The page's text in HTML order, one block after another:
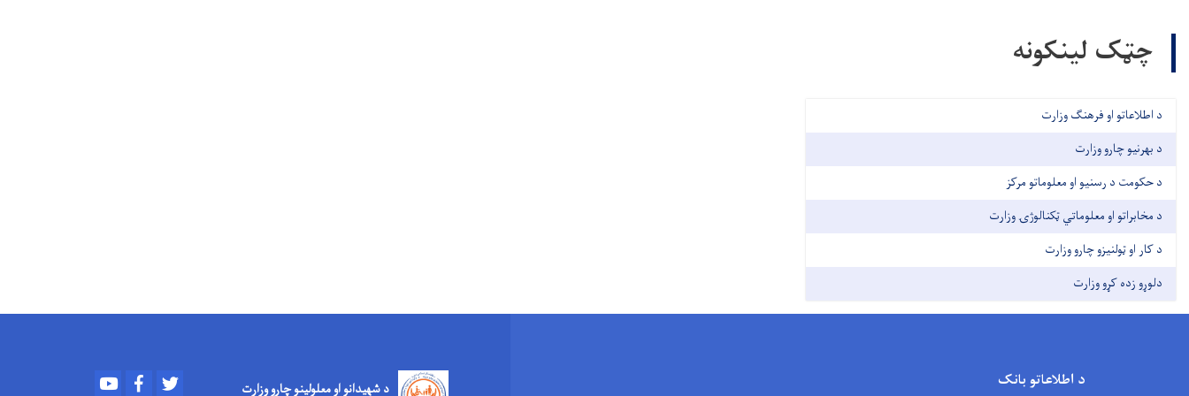
چټک لینکونه
د اطلاعاتو او فرهنګ وزارت
د بهرنیو چارو وزارت
د حکومت د رسنیو او معلوماتو مرکز
د مخابراتو او معلوماتي ټکنالوژۍ وزارت
د کار او ټولنیزو چارو وزارت
دلوړو زده کړو وزارت
د اطلاعاتو بانک د شهیدانو او معلولینو چارو وزارت Youtube Facebook